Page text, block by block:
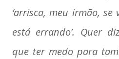
‘arrisca, meu irmão,
está errando’. Quer
que ter medo para